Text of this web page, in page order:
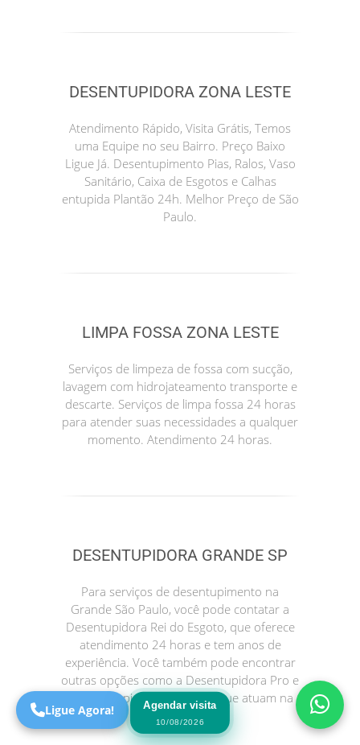
DESENTUPIDORA ZONA LESTE
Atendimento Rápido, Visita Grátis, Temos
uma Equipe no seu Bairro. Preço Baixo
Ligue Já. Desentupimento Pias, Ralos, Vaso
Sanitário, Caixa de Esgotos e Calhas
entupida Plantão 24h. Melhor Preço de São
Paulo.
LIMPA FOSSA ZONA LESTE
Serviços de limpeza de fossa com sucção,
lavagem com hidrojateamento transporte e
descarte. Serviços de limpa fossa 24 horas
para atender suas necessidades a qualquer
momento. Atendimento 24 horas.
DESENTUPIDORA GRANDE SP
Para serviços de desentupimento na
Grande São Paulo, você pode contatar a
Desentupidora Rei do Esgoto, que oferece
atendimento 24 horas e tem anos de
experiência. Você também pode encontrar
outras opções como a Desentupidora Pro e
a Desentupidora no Bairro, que atuam na
sua região.
Agendar visita
10/08/2026
Online
São Paulo! Precisa de
ajuda?
Online
Ligue Agora!